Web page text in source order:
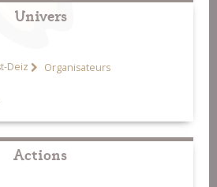
Univers
Deiz Organisateurs
Actions